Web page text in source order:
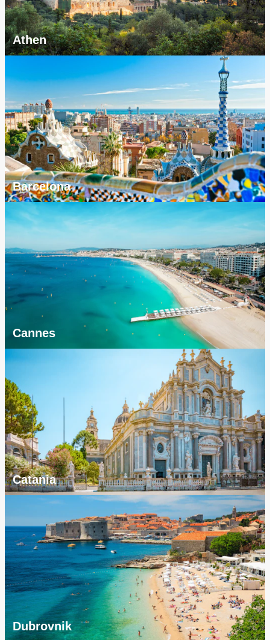
Athen
Barcelona
Cannes
Catania
Dubrovnik